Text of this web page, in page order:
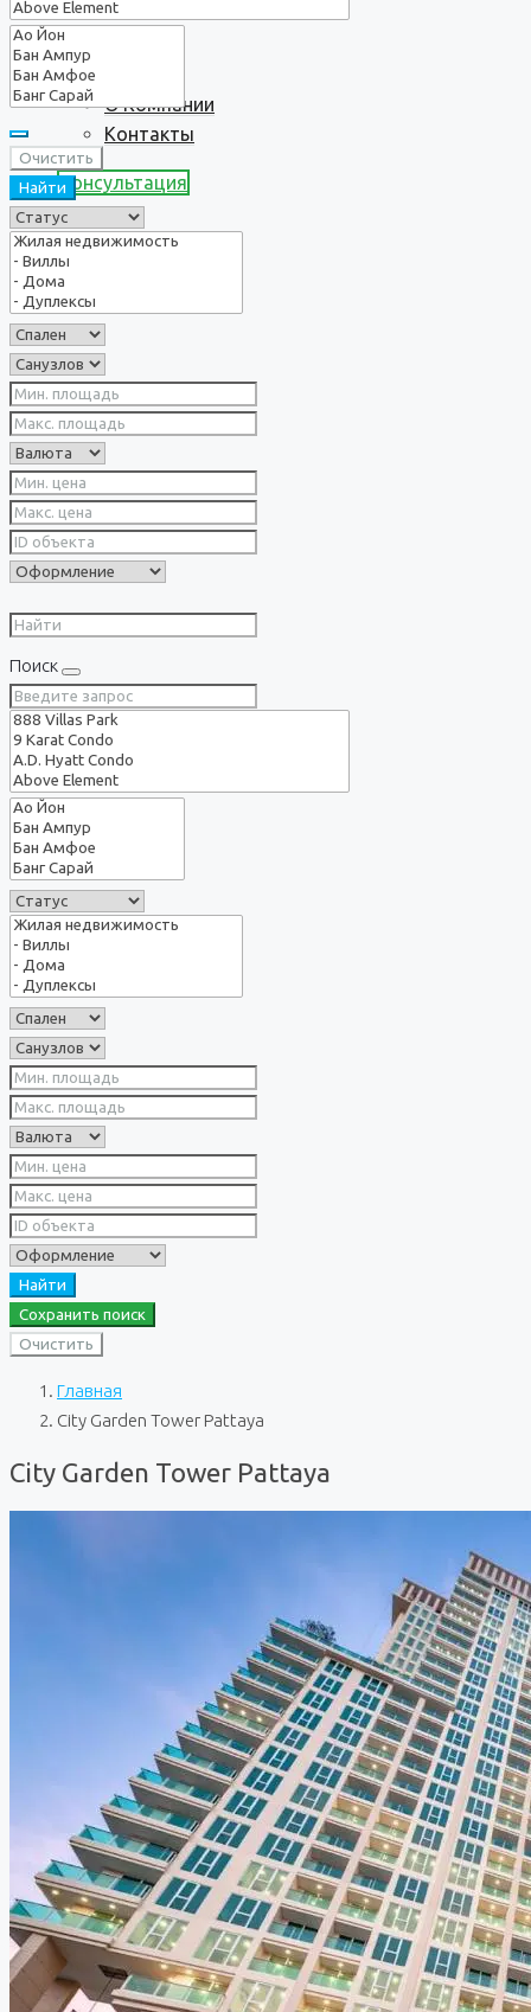
О нас
О Компании
Контакты
Консультация
Очистить
Найти
Поиск
Найти
Сохранить поиск
Очистить
Главная
City Garden Tower Pattaya
City Garden Tower Pattaya